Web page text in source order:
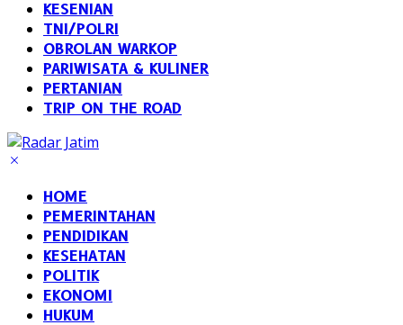
KESENIAN
TNI/POLRI
OBROLAN WARKOP
PARIWISATA & KULINER
PERTANIAN
TRIP ON THE ROAD
HOME
PEMERINTAHAN
PENDIDIKAN
KESEHATAN
POLITIK
EKONOMI
HUKUM